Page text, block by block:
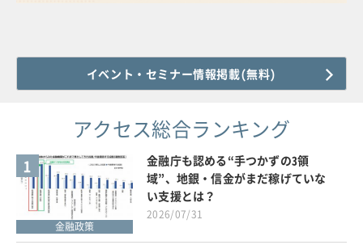
イベント・セミナー情報掲載(無料)
アクセス総合ランキング
1
金融政策
金融庁も認める“手つかずの3領
域”、地銀・信金がまだ稼げていな
い支援とは？
2026/07/31